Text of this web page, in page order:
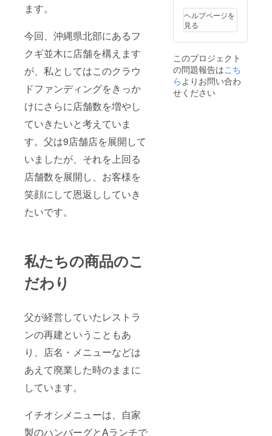
ます。
今回、沖縄県北部にあるフ
クギ並木に店舗を構えます
が、私としてはこのクラウ
ドファンディングをきっか
けにさらに店舗数を増やし
ていきたいと考えていま
す。父は9店舗店を展開して
いましたが、それを上回る
店舗数を展開し、お客様を
笑顔にして恩返ししていき
たいです。
私たちの商品のこ
だわり
父が経営していたレストラ
ンの再建ということもあ
り、店名・メニューなどは
あえて廃業した時のままに
しています。
イチオシメニューは、自家
製のハンバーグとAランチで
軽にご
相談く
ださ
い。 ※
数50名
※貸し切
りは1日
の営業
時間内
ヘルプページを
見る
このプロジェクト
の問題報告はこち
ら よりお問い合わ
せください